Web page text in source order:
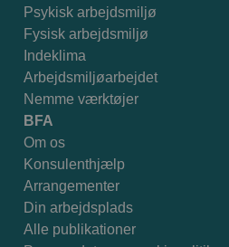
Psykisk arbejdsmiljø
Fysisk arbejdsmiljø
Indeklima
Arbejdsmiljøarbejdet
Nemme værktøjer
BFA
Om os
Konsulenthjælp
Arrangementer
Din arbejdsplads
Alle publikationer